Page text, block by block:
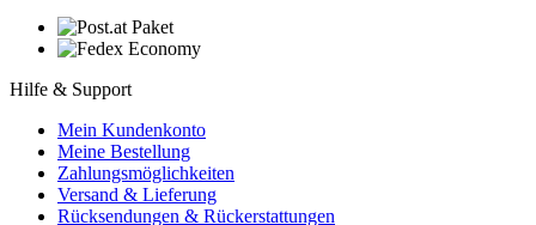
Hilfe & Support
Mein Kundenkonto
Meine Bestellung
Zahlungsmöglichkeiten
Versand & Lieferung
Rücksendungen & Rückerstattungen